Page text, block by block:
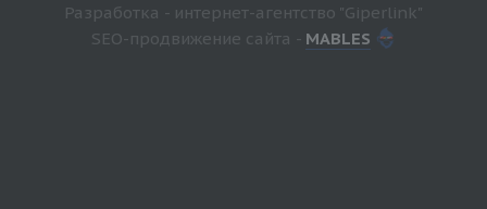
Разработка - интернет-агентство "Giperlink"
SEO-продвижение сайта - MABLES